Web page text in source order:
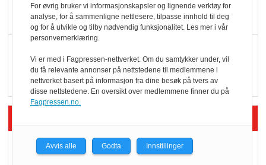
Q passerte 1 milliard i
Rema i 2025
Kolonihagens norske
For øvrig bruker vi informasjonskapsler og lignende verktøy for
analyse, for å sammenligne nettlesere, tilpasse innhold til deg
og for å utvikle og tilby nødvendig funksjonalitet. Les mer i vår
personvernerklæring.
Vi er med i Fagpressen-nettverket. Om du samtykker under, vil
du få relevante annonser på nettstedene til medlemmene i
nettverket basert på informasjon fra dine besøk på tvers av
disse nettstedene. En oversikt over medlemmene finner du på
Fagpressen.no.
Avvis alle Godta Innstillinger